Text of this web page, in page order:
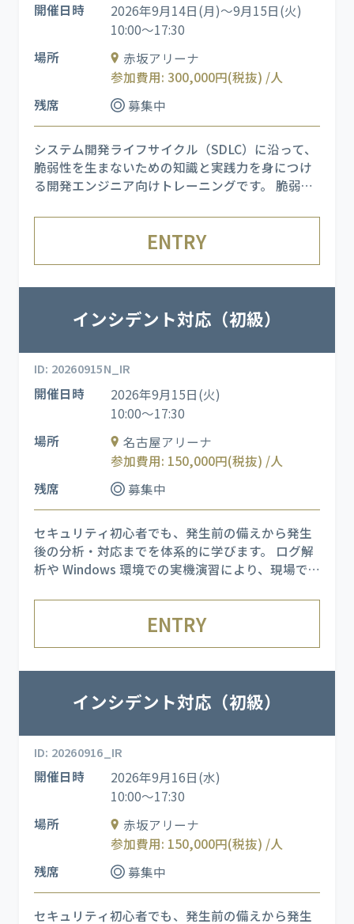
開催日時
2026年9月14日(月)～9月15日(火)
10:00～17:30
場所
赤坂アリーナ
参加費用: 300,000円(税抜) /人
残席
募集中
システム開発ライフサイクル（SDLC）に沿って、
脆弱性を生まないための知識と実践力を身につけ
る開発エンジニア向けトレーニングです。 脆弱性
ち、セキュリティの基本概念を学んだうえで、
NIST 800-64 を基盤とした各工程でのセキュリ
ENTRY
インシデント対応（初級）
ID: 20260915N_IR
開催日時
2026年9月15日(火)
10:00～17:30
場所
名古屋アリーナ
参加費用: 150,000円(税抜) /人
残席
募集中
セキュリティ初心者でも、発生前の備えから発生
後の分析・対応までを体系的に学びます。 ログ解
析や Windows 環境での実機演習により、現場で
結するスキルを習得できます。
ENTRY
インシデント対応（初級）
ID: 20260916_IR
開催日時
2026年9月16日(水)
10:00～17:30
場所
赤坂アリーナ
参加費用: 150,000円(税抜) /人
残席
募集中
セキュリティ初心者でも、発生前の備えから発生